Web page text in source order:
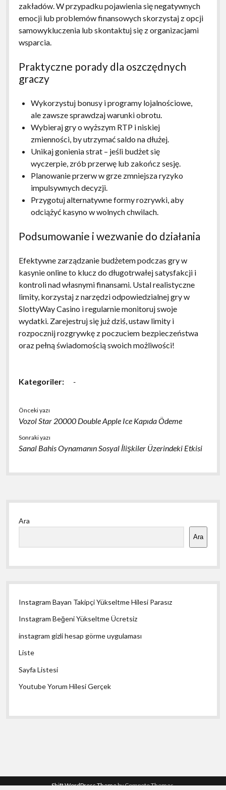
zakładów. W przypadku pojawienia się negatywnych
emocji lub problemów finansowych skorzystaj z opcji
samowykluczenia lub skontaktuj się z organizacjami
wsparcia.
Praktyczne porady dla oszczędnych
graczy
Wykorzystuj bonusy i programy lojalnościowe,
ale zawsze sprawdzaj warunki obrotu.
Wybieraj gry o wyższym RTP i niskiej
zmienności, by utrzymać saldo na dłużej.
Unikaj gonienia strat – jeśli budżet się
wyczerpie, zrób przerwę lub zakończ sesję.
Planowanie przerw w grze zmniejsza ryzyko
impulsywnych decyzji.
Przygotuj alternatywne formy rozrywki, aby
odciążyć kasyno w wolnych chwilach.
Podsumowanie i wezwanie do działania
Efektywne zarządzanie budżetem podczas gry w
kasynie online to klucz do długotrwałej satysfakcji i
kontroli nad własnymi finansami. Ustal realistyczne
limity, korzystaj z narzędzi odpowiedzialnej gry w
SlottyWay Casino i regularnie monitoruj swoje
wydatki. Zarejestruj się już dziś, ustaw limity i
rozpocznij rozgrywkę z poczuciem bezpieczeństwa
oraz pełną świadomością swoich możliwości!
Kategoriler: -
Önceki yazı
Vozol Star 20000 Double Apple Ice Kapıda Ödeme
Sonraki yazı
Sanal Bahis Oynamanın Sosyal İlişkiler Üzerindeki Etkisi
Yan
Menü
Ara
Ara
Instagram Bayan Takipçi Yükseltme Hilesi Parasız
Instagram Beğeni Yükseltme Ücretsiz
instagram gizli hesap görme uygulaması
Liste
Sayfa Listesi
Youtube Yorum Hilesi Gerçek
Shift WordPress Themeby Compete Themes.